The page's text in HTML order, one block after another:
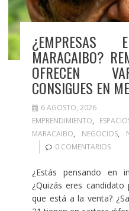
MARACAIBO?
OFRECEN
CONSIGUES EN
6 AGOSTO, 2026
EMPRENDIMIENTO,
MARACAIBO, NEGOCIOS,
0 COMENTARIOS
¿Estás pensando en
¿Quizás eres
que está a la venta?